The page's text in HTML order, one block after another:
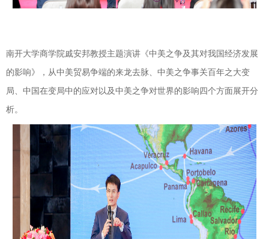
南开大学商学院戚安邦教授主题演讲《中美之争及其对我国经济发展
的影响》，从中美贸易争端的来龙去脉、中美之争事关百年之大变
局、中国在变局中的应对以及中美之争对世界的影响四个方面展开分
析。